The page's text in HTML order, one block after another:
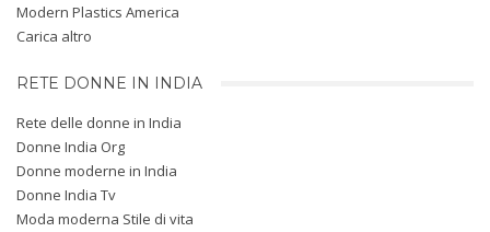
Modern Plastics America
Carica altro
RETE DONNE IN INDIA
Rete delle donne in India
Donne India Org
Donne moderne in India
Donne India Tv
Moda moderna Stile di vita